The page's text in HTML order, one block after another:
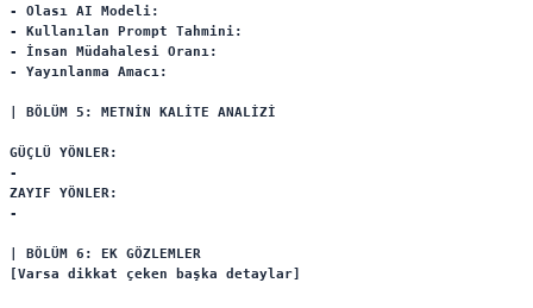
- Olası AI Modeli:
- Kullanılan Prompt Tahmini:
- İnsan Müdahalesi Oranı:
- Yayınlanma Amacı:
| BÖLÜM 5: METNİN KALİTE ANALİZİ
GÜÇLÜ YÖNLER:
-
ZAYIF YÖNLER:
-
| BÖLÜM 6: EK GÖZLEMLER